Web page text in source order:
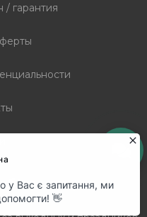
/ гарантия